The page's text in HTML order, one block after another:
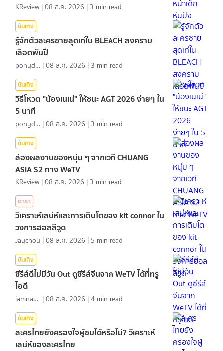
KReview |08 ส.ค. 2026 | 3 min read
บันเทิง
รู้จักตัวละครชายสุดเท่ใน BLEACH สงคราม
เลือดพันปี
ponydiary |08 ส.ค. 2026 | 3 min read
บันเทิง
วิธีโหวต "น้องเนเน่" ให้ชนะ AGT 2026 ง่ายๆ ใน
5 นาที
ponydiary |08 ส.ค. 2026 | 3 min read
บันเทิง
ส่องผลงานของหนุ่ม ๆ จากเวที CHUANG
ASIA S2 ทาง WeTV
KReview |08 ส.ค. 2026 | 3 min read
ดารา
วิเคราะห์เสน่ห์และการเติบโตของ kit connor ใน
วงการฮอลลีวูด
Jaychou |08 ส.ค. 2026 | 5 min read
บันเทิง
ซีรีส์ดีไม่มีวัน Out ดูซีรีส์จีนจาก WeTV ได้ที่ทรู
ไอดี
iamnan23 |08 ส.ค. 2026 |4 min read
บันเทิง
ละครไทยยังครองใจผู้ชมได้หรือไม่? วิเคราะห์
เสน่ห์ของละครไทย